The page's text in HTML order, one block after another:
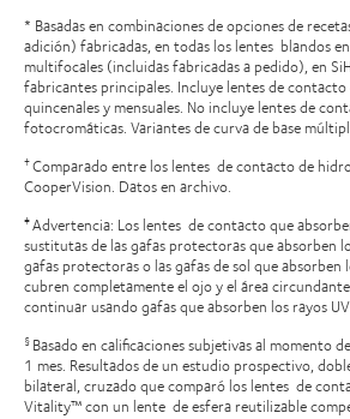
* Basadas en combinaciones de opciones de
adición) fabricadas, en todas los lentes blandos
multifocales (incluidas fabricadas a pedido), en
fabricantes principales. Incluye lentes de contacto
quincenales y mensuales. No incluye lentes de
fotocromáticas. Variantes de curva de base
†Comparado entre los lentes de contacto de
CooperVision. Datos en archivo.
‡Advertencia: Los lentes de contacto que
sustitutas de las gafas protectoras que absorben
gafas protectoras o las gafas de sol que absorben
cubren completamente el ojo y el área
continuar usando gafas que absorben los rayos
§ Basado en calificaciones subjetivas al momento
1 mes. Resultados de un estudio prospectivo,
bilateral, cruzado que comparó los lentes de
Vitality™ con un lente de esfera reutilizable